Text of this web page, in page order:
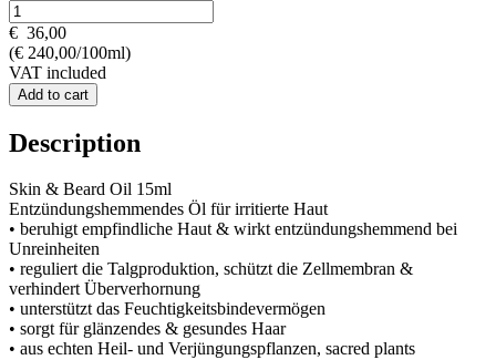
€ 36,00
(€ 240,00/100ml)
VAT included
Add to cart
Description
Skin & Beard Oil 15ml
Entzündungshemmendes Öl für irritierte Haut
• beruhigt empfindliche Haut & wirkt entzündungshemmend bei
Unreinheiten
• reguliert die Talgproduktion, schützt die Zellmembran &
verhindert Überverhornung
• unterstützt das Feuchtigkeitsbindevermögen
• sorgt für glänzendes & gesundes Haar
• aus echten Heil- und Verjüngungspflanzen, sacred plants